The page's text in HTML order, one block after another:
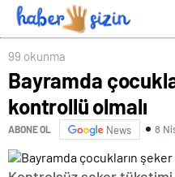
99 okunma
Bayramda
kontrollü olmalı
ABONE OL News 8